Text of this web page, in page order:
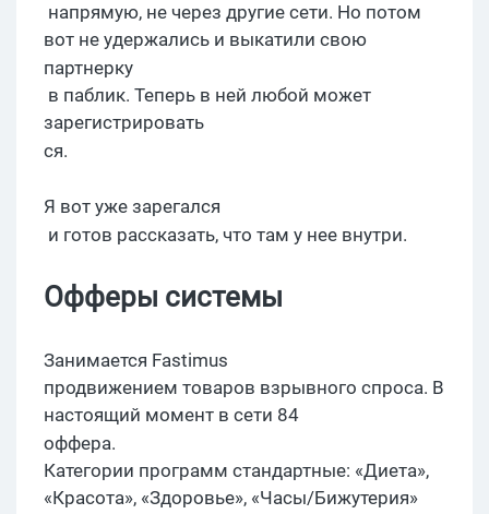
напрямую, не через другие сети. Но потом
вот не удержались и выкатили свою
партнерку
в паблик. Теперь в ней любой может
зарегистрировать
ся.
Я вот уже зарегался
и готов рассказать, что там у нее внутри.
Офферы системы
Занимается Fastimus
продвижением товаров взрывного спроса. В
настоящий момент в сети 84
оффера.
Категории программ стандартные: «Диета»,
«Красота», «Здоровье», «Часы/Бижутерия»